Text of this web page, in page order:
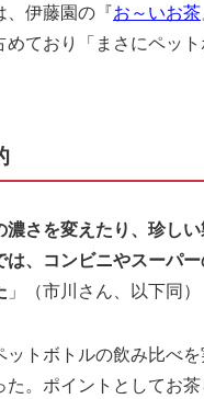
伊藤園の『お～いお茶
めており「まさにペッ
濃さを変えたり、珍し
は、コンビニやスーパ
」（市川さん、以下同）
トボトルの飲み比べ
た。ポイントとしてお